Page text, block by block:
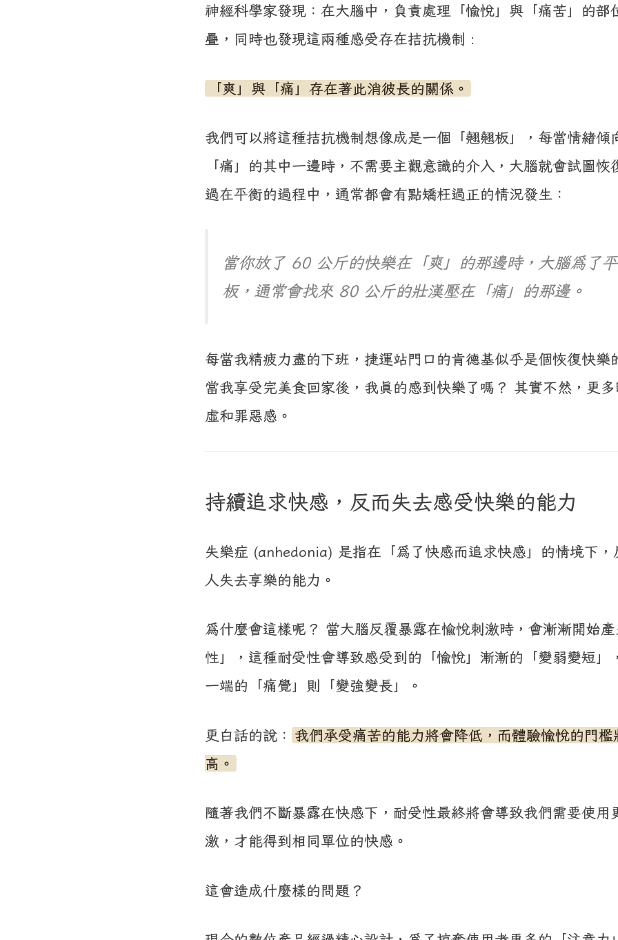
神經科學家發現：在大腦中，負責處理「愉悅」與「痛苦」的部
疊，同時也發現這兩種感受存在拮抗機制 :
「爽」與「痛」存在著此消彼長的關係。
我們可以將這種拮抗機制想像成是一個「翹翹板」，每當情緒傾
「痛」的其中一邊時，不需要主觀意識的介入，大腦就會試圖恢
過在平衡的過程中，通常都會有點矯枉過正的情況發生：
當你放了 60 公斤的快樂在「爽」的那邊時，大腦為了
板，通常會找來 80 公斤的壯漢壓在「痛」的那邊。
每當我精疲力盡的下班，捷運站門口的肯德基似乎是個恢復快樂
當我享受完美食回家後，我真的感到快樂了嗎？ 其實不然，更
虛和罪惡感。
持續追求快感，反而失去感受快樂的能力
失樂症 (anhedonia) 是指在「為了快感而追求快感」的情境下，
人失去享樂的能力。
為什麼會這樣呢？ 當大腦反覆暴露在愉悅刺激時，會漸漸開始
性」，這種耐受性會導致感受到的「愉悅」漸漸的「變弱變短」
一端的「痛覺」則「變強變長」。
更白話的說： 我們承受痛苦的能力將會降低，而體驗愉悅的門檻
高。
隨著我們不斷暴露在快感下，耐受性最終將會導致我們需要使用
激，才能得到相同單位的快感。
這會造成什麼樣的問題？